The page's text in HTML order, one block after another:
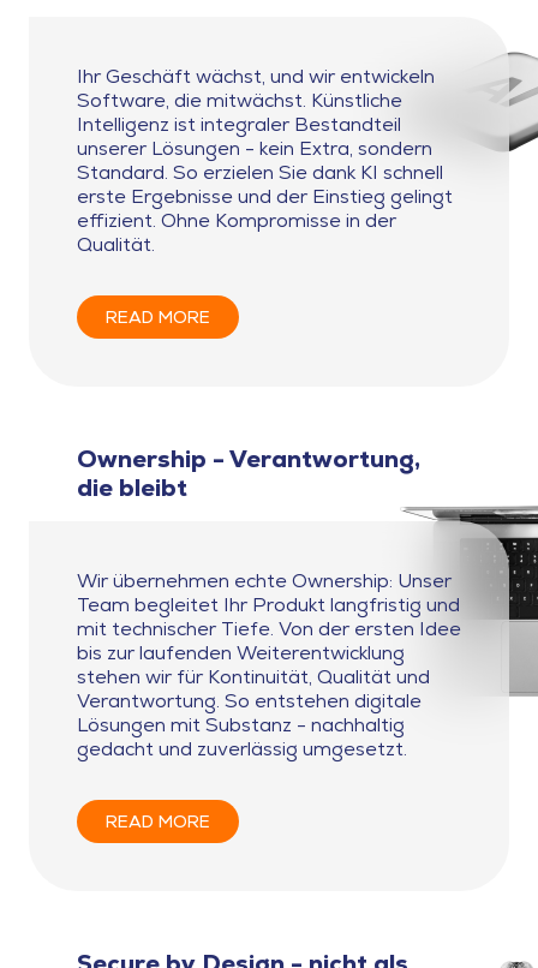
Ihr Geschäft wächst, und wir entwickeln
Software, die mitwächst. Künstliche
Intelligenz ist integraler Bestandteil
unserer Lösungen - kein Extra, sondern
Standard. So erzielen Sie dank KI schnell
erste Ergebnisse und der Einstieg gelingt
effizient. Ohne Kompromisse in der
Qualität.
READ MORE
Ownership - Verantwortung,
die bleibt
Wir übernehmen echte Ownership: Unser
Team begleitet Ihr Produkt langfristig und
mit technischer Tiefe. Von der ersten Idee
bis zur laufenden Weiterentwicklung
stehen wir für Kontinuität, Qualität und
Verantwortung. So entstehen digitale
Lösungen mit Substanz - nachhaltig
gedacht und zuverlässig umgesetzt.
READ MORE